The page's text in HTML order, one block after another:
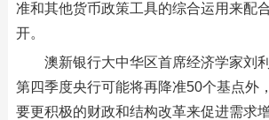
准和其他货币政策工具的综合运用来配
开。
澳新银行大中华区首席经济学家刘
第四季度央行可能将再降准50个基点外
要更积极的财政和结构改革来促进需求增